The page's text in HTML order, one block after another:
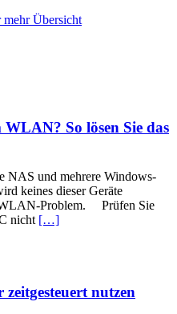
Übersicht
So lösen Sie das
NAS und mehrere Windows-
keines dieser Geräte
WLAN-Problem. Prüfen Sie
nicht […]
nutzen